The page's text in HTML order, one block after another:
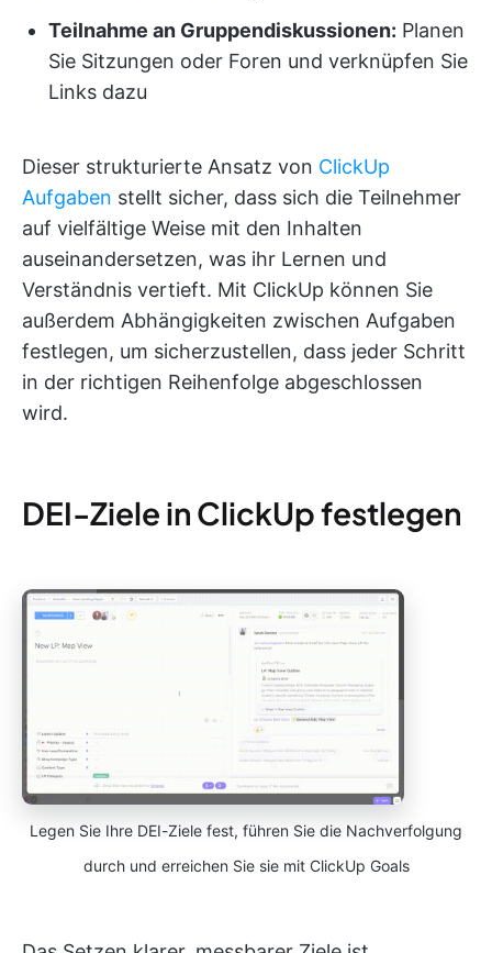
Teilnahme an Gruppendiskussionen: Planen
Sie Sitzungen oder Foren und verknüpfen Sie
Links dazu
Dieser strukturierte Ansatz von ClickUp
Aufgaben stellt sicher, dass sich die Teilnehmer
auf vielfältige Weise mit den Inhalten
auseinandersetzen, was ihr Lernen und
Verständnis vertieft. Mit ClickUp können Sie
außerdem Abhängigkeiten zwischen Aufgaben
festlegen, um sicherzustellen, dass jeder Schritt
in der richtigen Reihenfolge abgeschlossen
wird.
DEI-Ziele in ClickUp festlegen
Legen Sie Ihre DEI-Ziele fest, führen Sie die Nachverfolgung
durch und erreichen Sie sie mit ClickUp Goals